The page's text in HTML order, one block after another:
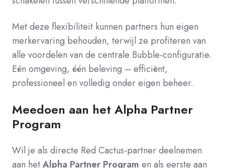
Met deze flexibiliteit kunnen partners hun eigen
merkervaring behouden, terwijl ze profiteren van
alle voordelen van de centrale Bubble-configuratie.
Eén omgeving, één beleving – efficiënt,
professioneel en volledig onder eigen beheer.
Meedoen aan het Alpha Partner
Program
Wil je als directe Red Cactus-partner deelnemen
aan hetAlpha Partner Program en als eerste aan